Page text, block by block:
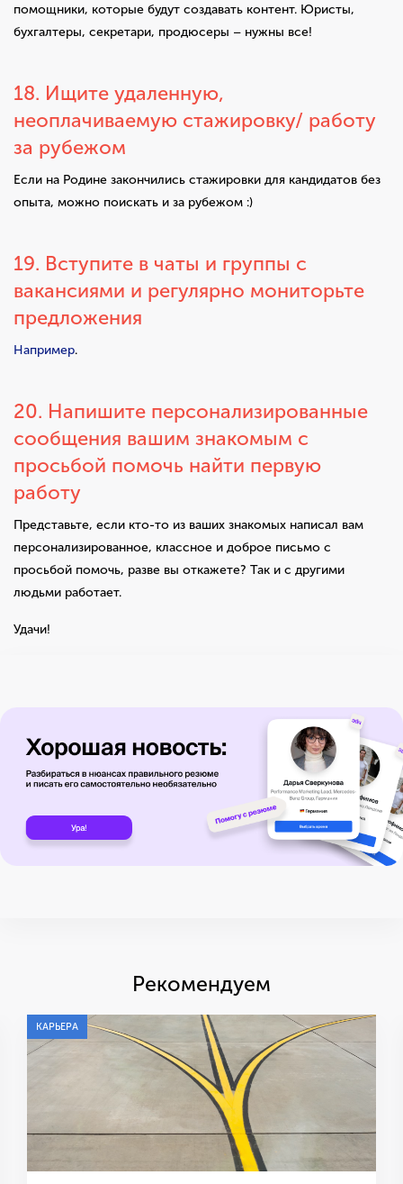
помощники, которые будут создавать контент. Юристы,
бухгалтеры, секретари, продюсеры – нужны все!
18. Ищите удаленную,
неоплачиваемую стажировку/ работу
за рубежом
Если на Родине закончились стажировки для кандидатов без
опыта, можно поискать и за рубежом :)
19. Вступите в чаты и группы с
вакансиями и регулярно мониторьте
предложения
Например.
20. Напишите персонализированные
сообщения вашим знакомым с
просьбой помочь найти первую
работу
Представьте, если кто-то из ваших знакомых написал вам
персонализированное, классное и доброе письмо с
просьбой помочь, разве вы откажете? Так и с другими
людьми работает.
Удачи!
Рекомендуем
КАРЬЕРА